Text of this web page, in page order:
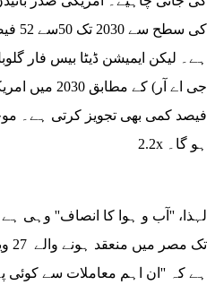
کی
ہے۔ لیکن ایمیشن ڈیٹا بیس فار
فیصد کمی بھی تجویز کرتی ہے۔
2.2x ہو گا۔
ہے کہ ''ان اہم معاملات سے کوئی